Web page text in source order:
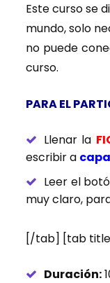
Este curso se
mundo, solo
no puede
curso.
PARA EL
Llenar la
escribir a
Leer el
muy claro,
[/tab] [tab
Duración: